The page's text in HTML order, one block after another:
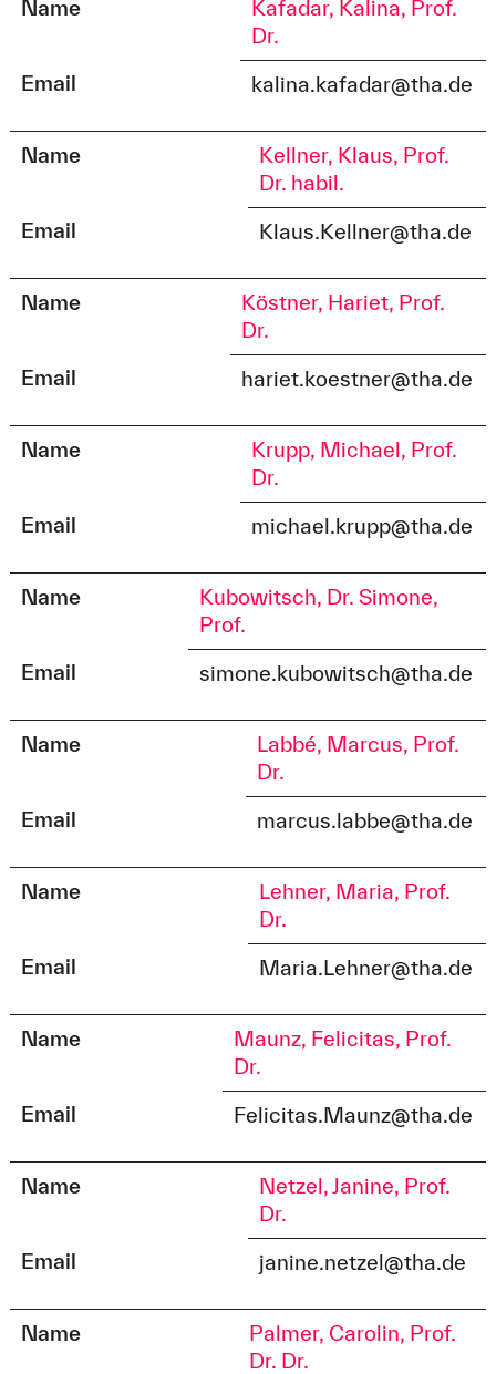
Name
Kafadar, Kalina, Prof.
Dr.
Email
kalina.kafadar@tha.de
Name
Kellner, Klaus, Prof.
Dr. habil.
Email
Klaus.Kellner@tha.de
Name
Köstner, Hariet, Prof.
Dr.
Email
hariet.koestner@tha.de
Name
Krupp, Michael, Prof.
Dr.
Email
michael.krupp@tha.de
Name
Kubowitsch, Dr. Simone,
Prof.
Email
simone.kubowitsch@tha.de
Name
Labbé, Marcus, Prof.
Dr.
Email
marcus.labbe@tha.de
Name
Lehner, Maria, Prof.
Dr.
Email
Maria.Lehner@tha.de
Name
Maunz, Felicitas, Prof.
Dr.
Email
Felicitas.Maunz@tha.de
Name
Netzel, Janine, Prof.
Dr.
Email
janine.netzel@tha.de
Name
Palmer, Carolin, Prof.
Dr. Dr.